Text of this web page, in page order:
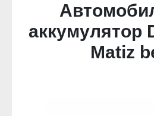
аккумулятор
Matiz